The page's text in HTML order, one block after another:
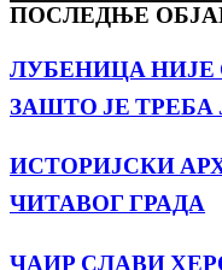
ПОСЛЕДЊЕ
ЛУБЕНИЦА
ЗАШТО ЈЕ
ИСТОРИЈСКИ
ЧИТАВОГ ГРАДА